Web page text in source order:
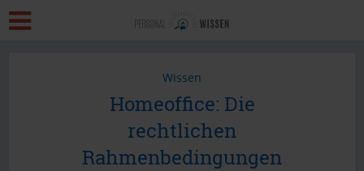
Wissen
Homeoffice: Die
rechtlichen
Rahmenbedingungen